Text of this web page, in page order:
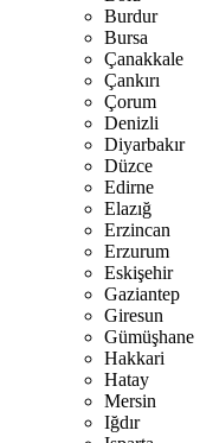
Burdur
Bursa
Çanakkale
Çankırı
Çorum
Denizli
Diyarbakır
Düzce
Edirne
Elazığ
Erzincan
Erzurum
Eskişehir
Gaziantep
Giresun
Gümüşhane
Hakkari
Hatay
Mersin
Iğdır